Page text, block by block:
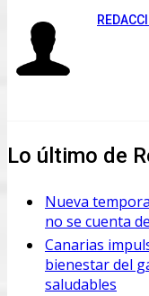
Lo último de
Nueva
no se cuenta
Canarias
bienestar del
saludables